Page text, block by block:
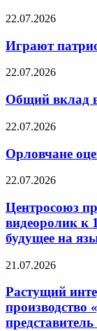
22.07.2026
Играют
22.07.2026
Общий вклад
22.07.2026
Орловчане
22.07.2026
Центросоюз
видеоролик к
будущее на
21.07.2026
Растущий
производство